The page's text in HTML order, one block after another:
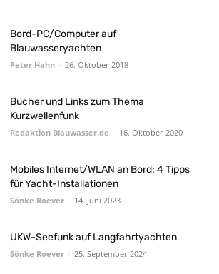
Bord-PC/Computer auf
Blauwasseryachten
Peter Hahn - 26. Oktober 2018
Bücher und Links zum Thema
Kurzwellenfunk
Redaktion Blauwasser.de - 16. Oktober 2020
Mobiles Internet/WLAN an Bord: 4 Tipps
für Yacht-Installationen
Sönke Roever - 14. Juni 2023
UKW-Seefunk auf Langfahrtyachten
Sönke Roever - 25. September 2024